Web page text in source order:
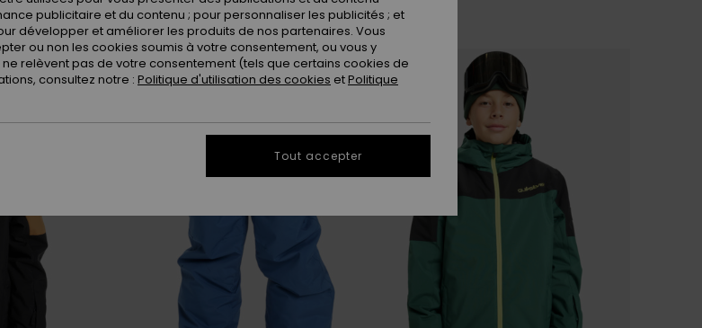
publicitaire et du contenu ; pour personnaliser les publicités ; et
développer et améliorer les produits de nos partenaires. Vous
ou non les cookies soumis à votre consentement, ou vous y
relèvent pas de votre consentement (tels que certains cookies de
consultez notre : Politique d'utilisation des cookies etPolitique
Tout accepter